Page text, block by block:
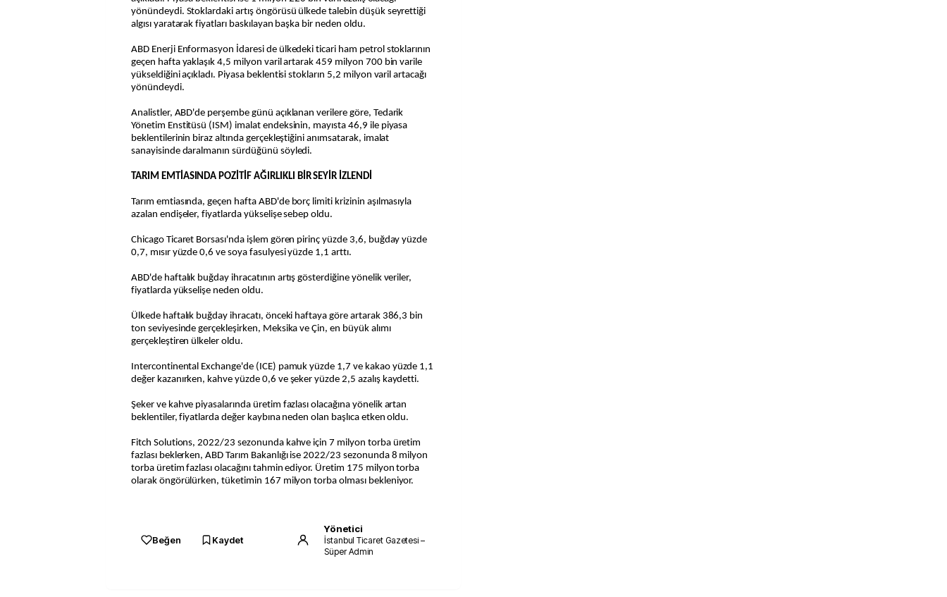
yönündeydi. Stoklardaki artış öngörüsü ülkede talebin düşük seyrettiği
algısı yaratarak fiyatları baskılayan başka bir neden oldu.
ABD Enerji Enformasyon İdaresi de ülkedeki ticari ham petrol stoklarının
geçen hafta yaklaşık 4,5 milyon varil artarak 459 milyon 700 bin varile
yükseldiğini açıkladı. Piyasa beklentisi stokların 5,2 milyon varil artacağı
yönündeydi.
Analistler, ABD'de perşembe günü açıklanan verilere göre, Tedarik
Yönetim Enstitüsü (ISM) imalat endeksinin, mayısta 46,9 ile piyasa
beklentilerinin biraz altında gerçekleştiğini anımsatarak, imalat
sanayisinde daralmanın sürdüğünü söyledi.
TARIM EMTİASINDA POZİTİF AĞIRLIKLI BİR SEYİR İZLENDİ
Tarım emtiasında, geçen hafta ABD'de borç limiti krizinin aşılmasıyla
azalan endişeler, fiyatlarda yükselişe sebep oldu.
Chicago Ticaret Borsası'nda işlem gören pirinç yüzde 3,6, buğday yüzde
0,7, mısır yüzde 0,6 ve soya fasulyesi yüzde 1,1 arttı.
ABD'de haftalık buğday ihracatının artış gösterdiğine yönelik veriler,
fiyatlarda yükselişe neden oldu.
Ülkede haftalık buğday ihracatı, önceki haftaya göre artarak 386,3 bin
ton seviyesinde gerçekleşirken, Meksika ve Çin, en büyük alımı
gerçekleştiren ülkeler oldu.
Intercontinental Exchange'de (ICE) pamuk yüzde 1,7 ve kakao yüzde 1,1
değer kazanırken, kahve yüzde 0,6 ve şeker yüzde 2,5 azalış kaydetti.
Şeker ve kahve piyasalarında üretim fazlası olacağına yönelik artan
beklentiler, fiyatlarda değer kaybına neden olan başlıca etken oldu.
Fitch Solutions, 2022/23 sezonunda kahve için 7 milyon torba üretim
fazlası beklerken, ABD Tarım Bakanlığı ise 2022/23 sezonunda 8 milyon
torba üretim fazlası olacağını tahmin ediyor. Üretim 175 milyon torba
olarak öngörülürken, tüketimin 167 milyon torba olması bekleniyor.
Beğen Kaydet
Yönetici
İstanbul Ticaret Gazetesi –
Süper Admin